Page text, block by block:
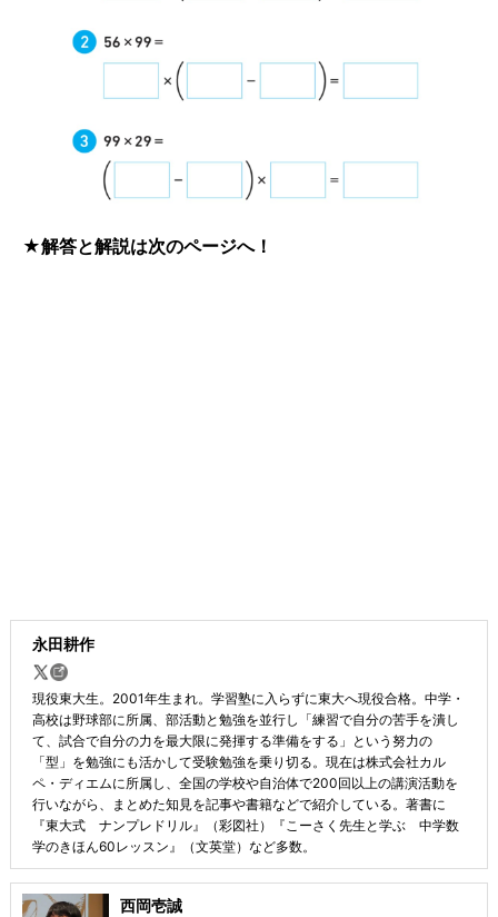
★解答と解説は次のページへ！
永田耕作
現役東大生。2001年生まれ。学習塾に入らずに東大へ現役合格。中学・
高校は野球部に所属、部活動と勉強を並行し「練習で自分の苦手を潰し
て、試合で自分の力を最大限に発揮する準備をする」という努力の
「型」を勉強にも活かして受験勉強を乗り切る。現在は株式会社カル
ペ・ディエムに所属し、全国の学校や自治体で200回以上の講演活動を
行いながら、まとめた知見を記事や書籍などで紹介している。著書に
『東大式 ナンプレドリル』（彩図社）『こーさく先生と学ぶ 中学数
学のきほん60レッスン』（文英堂）など多数。
西岡壱誠